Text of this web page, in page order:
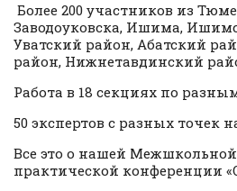
Более 200 участников из
Заводоуковска, Ишима,
Уватский район, Абатский
район, Нижнетавдинский
Работа в 18 секциях по
50 экспертов с разных точек
Все это о нашей
практической конференции